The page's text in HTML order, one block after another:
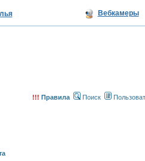
Вебкамеры
!!! Правила Поиск